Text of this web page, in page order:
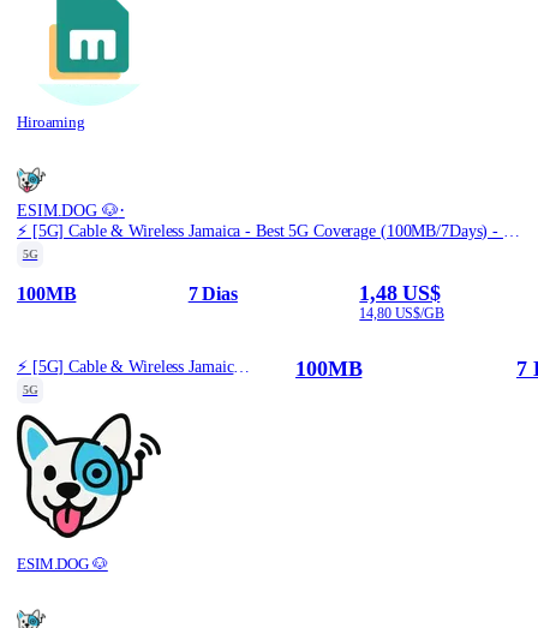
Hiroaming
ESIM.DOG 🐶·
5G
100MB 7 Dias 1,48 US$
14,80 US$/GB
⚡️ [5G] Cable & Wireless Jamaica - Best 5G Coverage (100MB/7Days) - Black route
5G
ESIM.DOG 🐶
100MB 7